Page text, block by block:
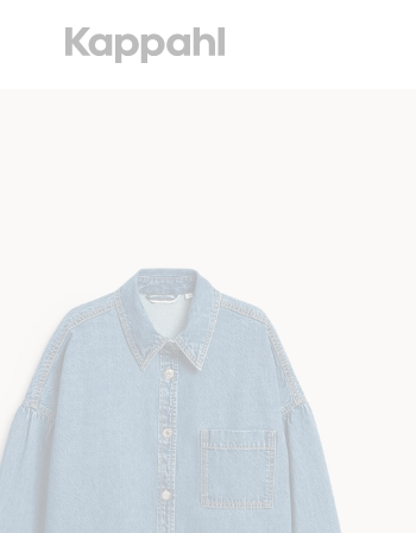
maksaminen Klarnalla Ilmaiset toimitusvaihtoehdot